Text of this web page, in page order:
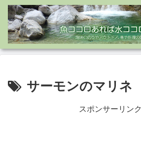
サーモンのマリネ
スポンサーリンク